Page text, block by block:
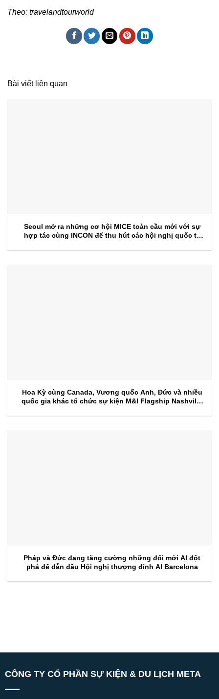
Theo: travelandtourworld
Bài viết liên quan
Seoul mở ra những cơ hội MICE toàn cầu mới với sự
hợp tác cùng INCON để thu hút các hội nghị quốc tế
Hoa Kỳ cùng Canada, Vương quốc Anh, Đức và nhiều
quốc gia khác tổ chức sự kiện M&I Flagship Nashville
Pháp và Đức đang tăng cường những đổi mới AI đột
phá để dẫn đầu Hội nghị thượng đỉnh AI Barcelona
CÔNG TY CỔ PHẦN SỰ KIỆN & DU LỊCH META